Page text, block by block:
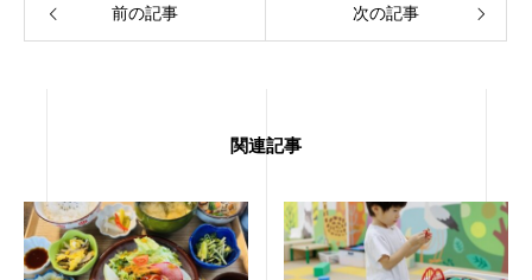
前の記事 次の記事
関連記事